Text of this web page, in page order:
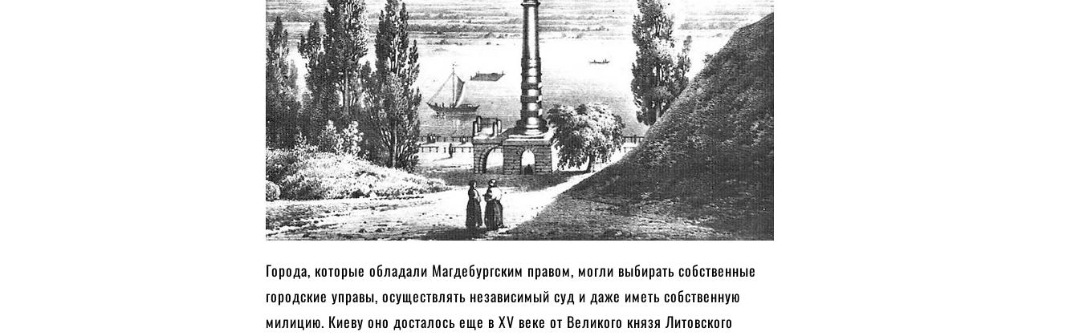
Города, которые обладали Магдебургским правом, могли выбирать собственные
городские управы, осуществлять независимый суд и даже иметь собственную
милицию. Киеву оно досталось еще в XV веке от Великого князя Литовского